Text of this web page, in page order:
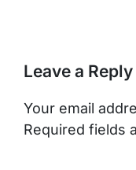
Leave a Reply
Your email
Required fields